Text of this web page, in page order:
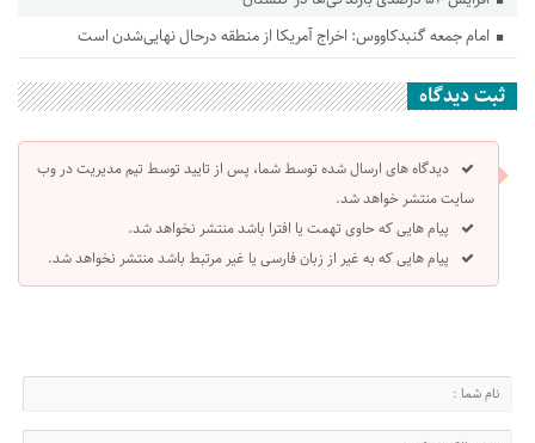
امام جمعه گنبدکاووس: اخراج آمریکا از منطقه درحال نهایی‌شدن است
ثبت دیدگاه
دیدگاه های ارسال شده توسط شما، پس از تایید توسط تیم مدیریت در وب
سایت منتشر خواهد شد.
پیام هایی که حاوی تهمت یا افترا باشد منتشر نخواهد شد.
پیام هایی که به غیر از زبان فارسی یا غیر مرتبط باشد منتشر نخواهد شد.